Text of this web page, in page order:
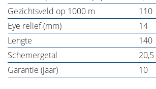
Gezichtsveld op 1000 m
110
Eye relief (mm)
14
Lengte
140
Schemergetal
20,5
Garantie (jaar)
10